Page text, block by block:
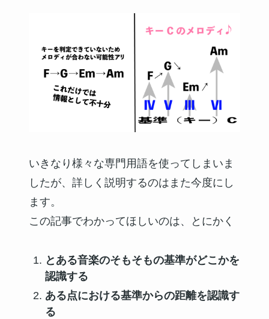
いきなり様々な専門用語を使ってしまいま
したが、詳しく説明するのはまた今度にし
ます。
この記事でわかってほしいのは、とにかく
とある音楽のそもそもの基準がどこかを
認識する
ある点における基準からの距離を認識す
る